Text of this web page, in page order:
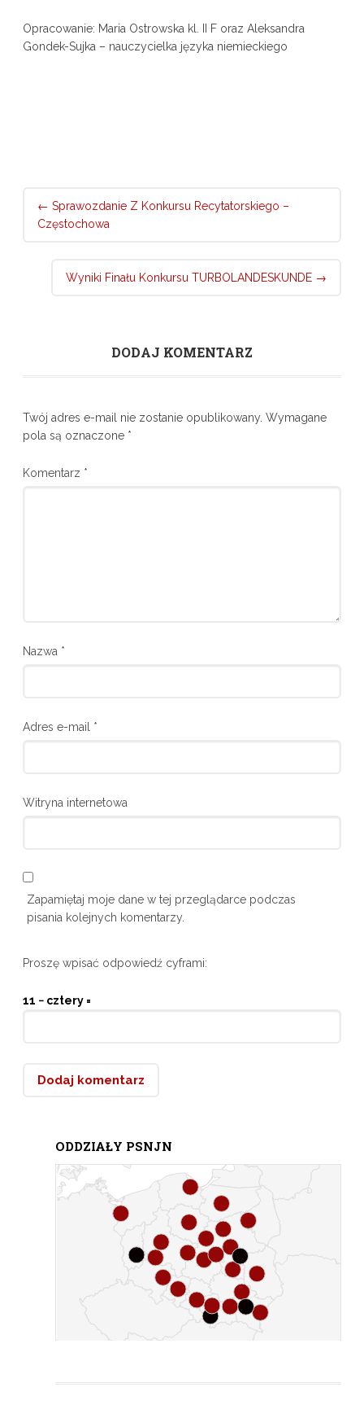
Opracowanie: Maria Ostrowska kl. II F oraz Aleksandra
Gondek-Sujka – nauczycielka języka niemieckiego
Post
navigation
← Sprawozdanie Z Konkursu Recytatorskiego –
Częstochowa
Wyniki Finału Konkursu TURBOLANDESKUNDE →
DODAJ KOMENTARZ
Twój adres e-mail nie zostanie opublikowany. Wymagane
pola są oznaczone *
Komentarz *
Nazwa *
Adres e-mail *
Witryna internetowa
Zapamiętaj moje dane w tej przeglądarce podczas
pisania kolejnych komentarzy.
Proszę wpisać odpowiedź cyframi:
11 − cztery =
ODDZIAŁY PSNJN